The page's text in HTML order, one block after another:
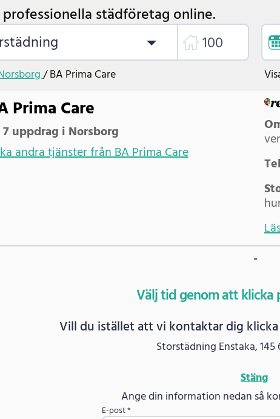
professionella städföretag online.
/BA Prima Care
Prima Care
7 uppdrag i Norsborg
andra tjänster från BA Prima Care
-
Välj tid genom att klicka
Vill du istället att vi kontaktar dig
Storstädning Enstaka, 145
Stäng
Ange din information nedan så
E-post *